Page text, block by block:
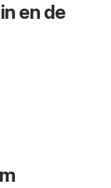
en de